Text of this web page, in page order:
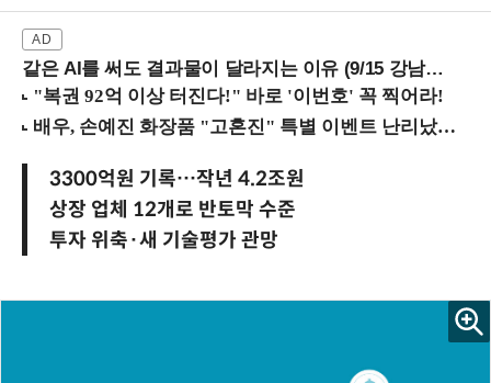
같은 AI를 써도 결과물이 달라지는 이유 (9/15 강남역)
3300억원 기록…작년 4.2조원
상장 업체 12개로 반토막 수준
투자 위축·새 기술평가 관망